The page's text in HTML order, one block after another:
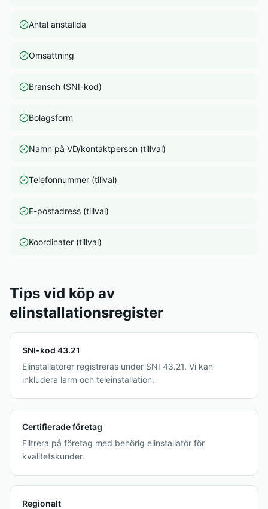
Antal anställda
Omsättning
Bransch (SNI-kod)
Bolagsform
Namn på VD/kontaktperson (tillval)
Telefonnummer (tillval)
E-postadress (tillval)
Koordinater (tillval)
Tips vid köp av
elinstallationsregister
SNI-kod 43.21
Elinstallatörer registreras under SNI 43.21. Vi kan
inkludera larm och teleinstallation.
Certifierade företag
Filtrera på företag med behörig elinstallatör för
kvalitetskunder.
Regionalt